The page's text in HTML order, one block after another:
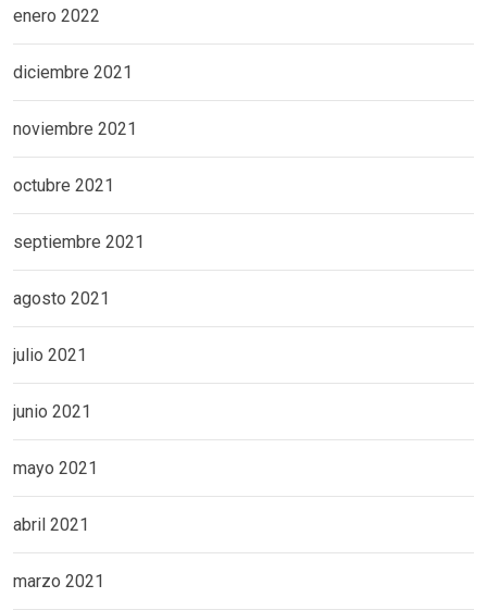
enero 2022
diciembre 2021
noviembre 2021
octubre 2021
septiembre 2021
agosto 2021
julio 2021
junio 2021
mayo 2021
abril 2021
marzo 2021